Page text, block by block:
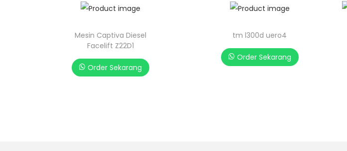
Mesin Captiva Diesel
Facelift Z22D1
Order Sekarang
tm l300d uero4
Order Sekarang